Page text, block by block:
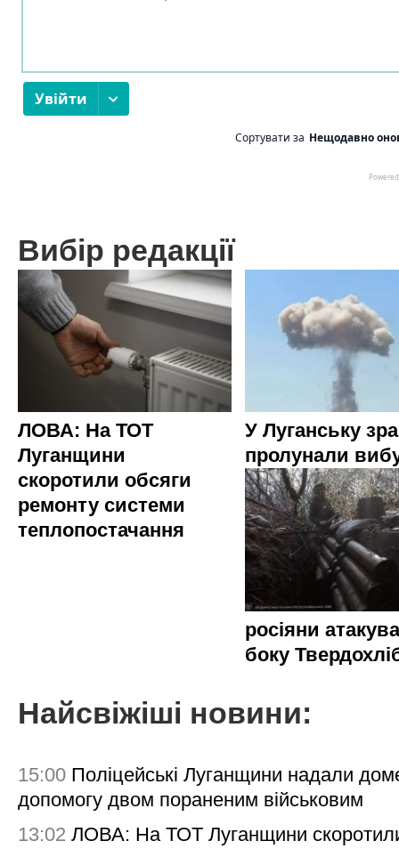
Вибір редакції
ЛОВА: На ТОТ
Луганщини
скоротили обсяги
ремонту системи
теплопостачання
У Луганську
пролунали
росіяни
боку
Найсвіжіші новини:
15:00 Поліцейські Луганщини надали
допомогу двом пораненим військовим
13:02 ЛОВА: На ТОТ Луганщини